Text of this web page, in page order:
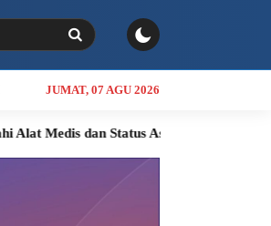
JUMAT, 07 AGU 2026
Aset Inspektorat Ungkap Dugaan